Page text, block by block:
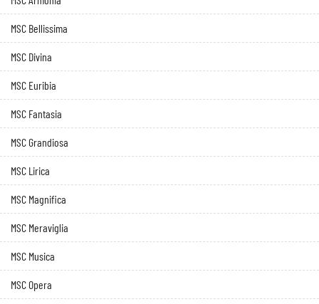
MSC Bellissima
MSC Divina
MSC Euribia
MSC Fantasia
MSC Grandiosa
MSC Lirica
MSC Magnifica
MSC Meraviglia
MSC Musica
MSC Opera